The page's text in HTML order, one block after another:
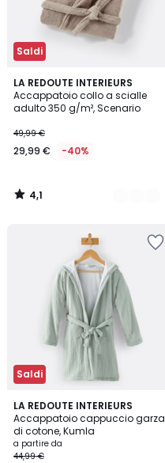
Saldi
LA REDOUTE INTERIEURS
Accappatoio collo a scialle
adulto 350 g/m², Scenario
49,99 €
29,99 € -40%
4,1
/ 5
5
Colori
4,1
/
Saldi
LA REDOUTE INTERIEURS
Accappatoio cappuccio garza
di cotone, Kumla
a partire da
44,99 €
4,2
/ 5
3
Colori